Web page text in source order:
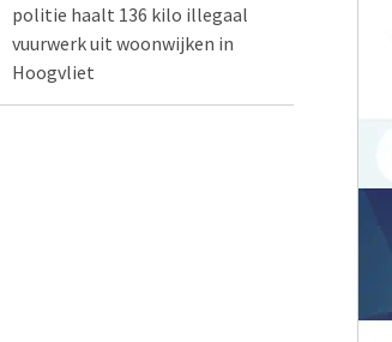
politie haalt 136 kilo illegaal
vuurwerk uit woonwijken in
Hoogvliet